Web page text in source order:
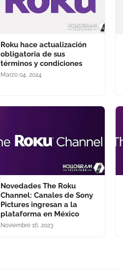
Roku hace actualización
obligatoria de sus
términos y condiciones
Marzo 04, 2024
Novedades The Roku
Channel: Canales de Sony
Pictures ingresan a la
plataforma en México
Noviembre 16, 2023